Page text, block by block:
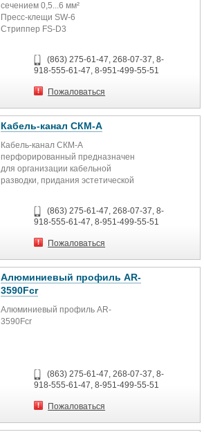
сечением 0,5...6 мм²
Пресс-клещи SW-6
Стриппер FS-D3
(863) 275-61-47, 268-07-37, 8-
918-555-61-47, 8-951-499-55-51
Пожаловаться
Кабель-канал СКМ-А
Кабель-канал СКМ-А
перфорированный предназначен
для организации кабельной
разводки, придания эстетической
электрораспределительным
Модификации:
Модель Размеры (В×Ш) Длина
Цвет
Максимальная температура
эксплуатации
СКМ-А-3020
30×20 мм
2 м
СКМ-А-4025
40×25 мм
40×40 мм Серый или серо-голубой
(863) 275-61-47, 268-07-37, 8-
918-555-61-47, 8-951-499-55-51
Пожаловаться
Алюминиевый профиль AR-
3590Fcr
Алюминиевый профиль AR-
3590Fcr
(863) 275-61-47, 268-07-37, 8-
918-555-61-47, 8-951-499-55-51
Пожаловаться